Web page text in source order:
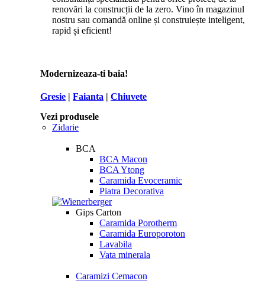
renovări la construcții de la zero. Vino în magazinul
nostru sau comandă online și construiește inteligent,
rapid și eficient!
Modernizeaza-ti baia!
Gresie | Faianta | Chiuvete
Vezi produsele
Zidarie
BCA
BCA Macon
BCA Ytong
Caramida Evoceramic
Piatra Decorativa
Gips Carton
Caramida Porotherm
Caramida Europoroton
Lavabila
Vata minerala
Caramizi Cemacon